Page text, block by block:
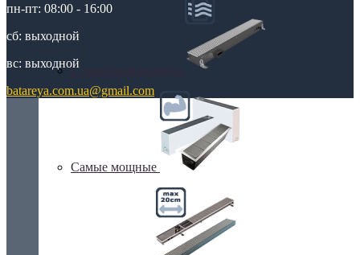
С притоком воздуха
Самые мощные
пн-пт: 08:00 - 16:00
сб: выходной
вс: выходной
batareya.com.ua@gmail.com